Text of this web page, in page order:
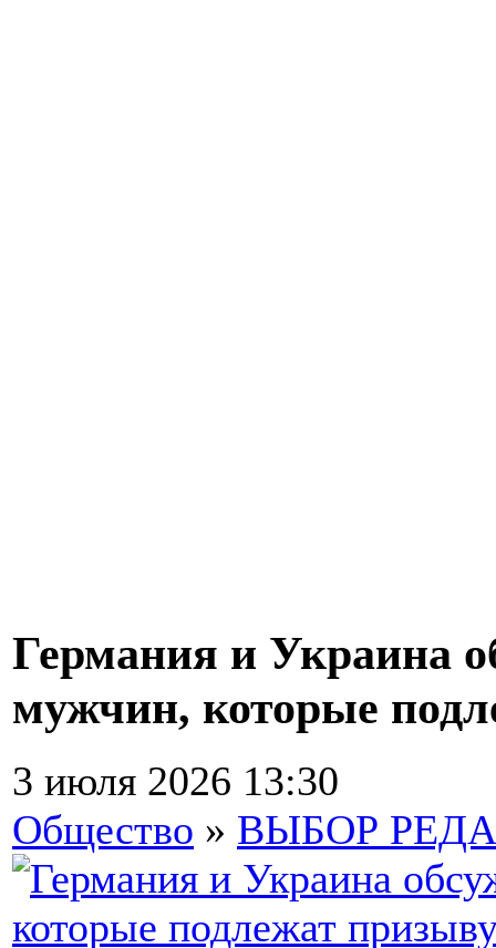
Германия и Украина
мужчин, которые
3 июля 2026 13:30
Общество » ВЫБОР